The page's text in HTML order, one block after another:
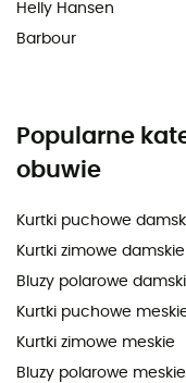
Helly Hansen
Barbour
Popularne
obuwie
Kurtki puchowe
Kurtki zimowe damskie
Bluzy polarowe
Kurtki puchowe
Kurtki zimowe meskie
Bluzy polarowe meskie